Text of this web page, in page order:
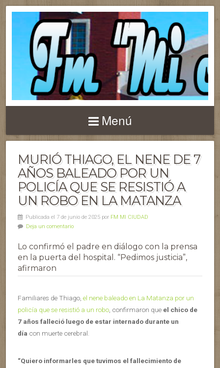
Menú
MURIÓ THIAGO, EL NENE DE 7
AÑOS BALEADO POR UN
POLICÍA QUE SE RESISTIÓ A
UN ROBO EN LA MATANZA
Publicada el 7 de junio de 2025 por FM MI CIUDAD
Deja un comentario
Lo confirmó el padre en diálogo con la prensa
en la puerta del hospital. “Pedimos justicia”,
afirmaron
Familiares de Thiago, el nene baleado en La Matanza por un
policía que se resistió a un robo , confirmaron que el chico de
7 años falleció luego de estar internado durante un
día con muerte cerebral.
“Quiero informarles que tuvimos el fallecimiento de